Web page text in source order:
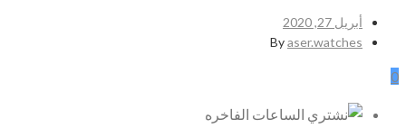
أبريل 27, 2020
Byaser.watches
0